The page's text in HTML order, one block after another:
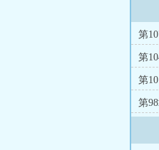
第
第
进来
第
首！
第